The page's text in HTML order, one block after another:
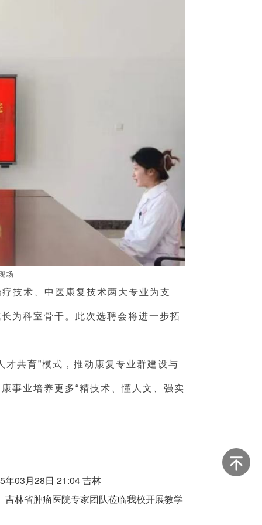
场
技术、中医康复技术两大专业为支
为科室骨干。此次选聘会将进一步拓
共育”模式，推动康复专业群建设与
事业培养更多“精技术、懂人文、强实
年03月28日 21:04 吉林
林省肿瘤医院专家团队莅临我校开展教学